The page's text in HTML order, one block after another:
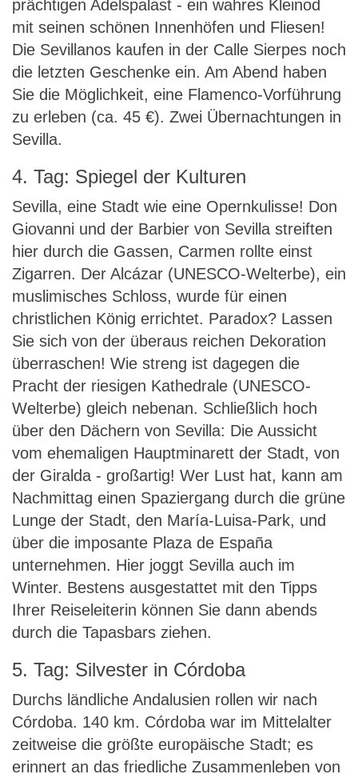
prächtigen Adelspalast - ein wahres Kleinod
mit seinen schönen Innenhöfen und Fliesen!
Die Sevillanos kaufen in der Calle Sierpes noch
die letzten Geschenke ein. Am Abend haben
Sie die Möglichkeit, eine Flamenco-Vorführung
zu erleben (ca. 45 €). Zwei Übernachtungen in
Sevilla.
4. Tag: Spiegel der Kulturen
Sevilla, eine Stadt wie eine Opernkulisse! Don
Giovanni und der Barbier von Sevilla streiften
hier durch die Gassen, Carmen rollte einst
Zigarren. Der Alcázar (UNESCO-Welterbe), ein
muslimisches Schloss, wurde für einen
christlichen König errichtet. Paradox? Lassen
Sie sich von der überaus reichen Dekoration
überraschen! Wie streng ist dagegen die
Pracht der riesigen Kathedrale (UNESCO-
Welterbe) gleich nebenan. Schließlich hoch
über den Dächern von Sevilla: Die Aussicht
vom ehemaligen Hauptminarett der Stadt, von
der Giralda - großartig! Wer Lust hat, kann am
Nachmittag einen Spaziergang durch die grüne
Lunge der Stadt, den María-Luisa-Park, und
über die imposante Plaza de España
unternehmen. Hier joggt Sevilla auch im
Winter. Bestens ausgestattet mit den Tipps
Ihrer Reiseleiterin können Sie dann abends
durch die Tapasbars ziehen.
5. Tag: Silvester in Córdoba
Durchs ländliche Andalusien rollen wir nach
Córdoba. 140 km. Córdoba war im Mittelalter
zeitweise die größte europäische Stadt; es
erinnert an das friedliche Zusammenleben von